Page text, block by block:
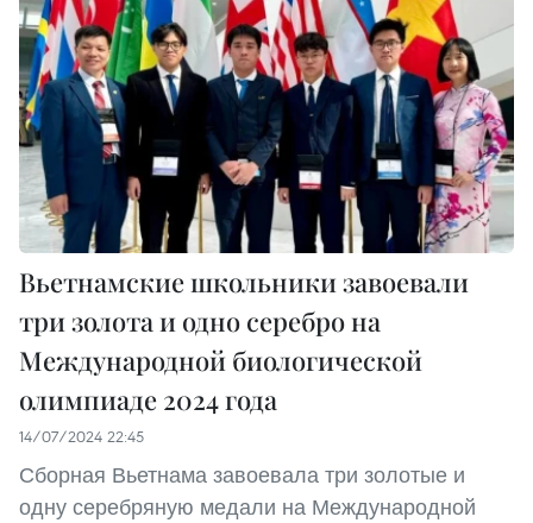
Вьетнамские школьники завоевали
три золота и одно серебро на
Международной биологической
олимпиаде 2024 года
14/07/2024 22:45
Сборная Вьетнама завоевала три золотые и
одну серебряную медали на Международной